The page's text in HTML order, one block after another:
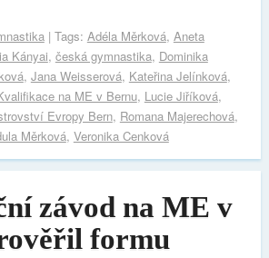
| Tags: Adéla Měrková, Aneta
Kányai, česká gymnastika, Dominika
, Jana Weisserová, Kateřina Jelínková,
na ME v Bernu, Lucie Jiříková,
Evropy Bern, Romana Majerechová,
Měrková, Veronika Cenková
závod na ME v
formu